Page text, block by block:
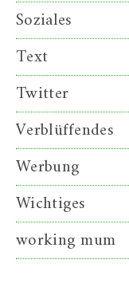
Soziales
Text
Twitter
Verblüffendes
Werbung
Wichtiges
working mum